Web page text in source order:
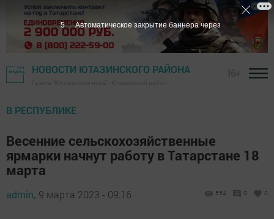
НОВОСТИ ЮТАЗИНСКОГО РАЙОНА
В РЕСПУБЛИКЕ
Весенние сельскохозяйственные
ярмарки начнут работу в Татарстане 18
марта
admin, 9 марта 2023 - 09:16 554 0 0
4 Автоматическое закрытие баннера через